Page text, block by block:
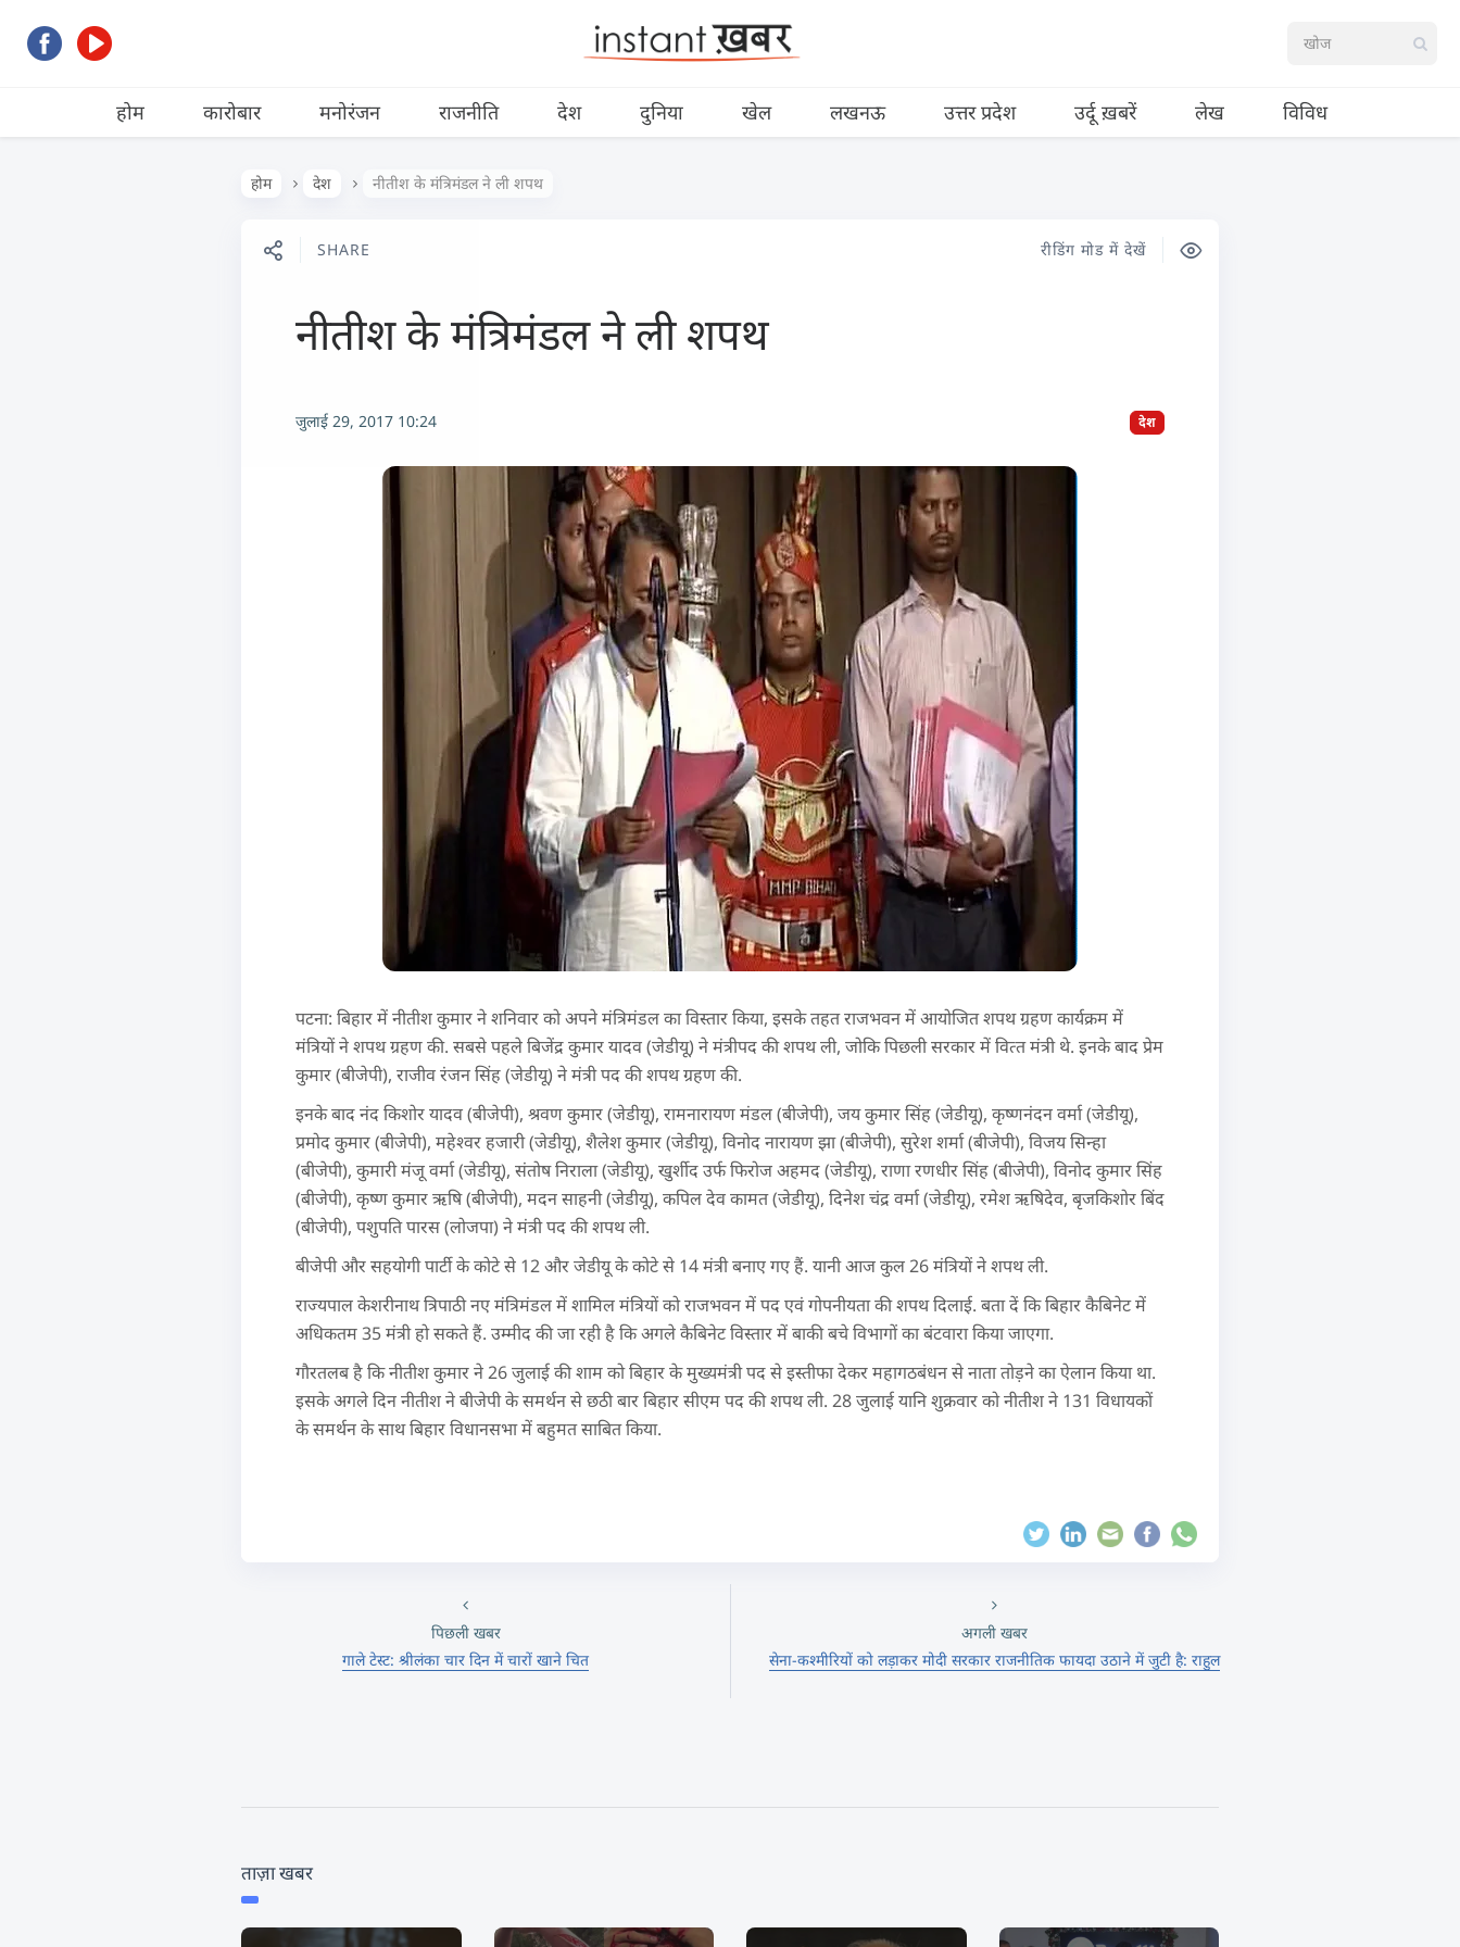
होम कारोबार मनोरंजन राजनीति देश दुनिया खेल लखनऊ उत्तर प्रदेश उर्दू ख़बरें लेख विविध
होम देश नीतीश के मंत्रिमंडल ने ली शपथ
SHARE रीडिंग मोड में देखें
नीतीश के मंत्रिमंडल ने ली शपथ
जुलाई 29, 2017 10:24 देश
पटना: बिहार में नीतीश कुमार ने शनिवार को अपने मंत्रिमंडल का विस्तार किया, इसके तहत राजभवन में आयोजित शपथ ग्रहण कार्यक्रम में
मंत्रियों ने शपथ ग्रहण की. सबसे पहले बिजेंद्र कुमार यादव (जेडीयू) ने मंत्रीपद की शपथ ली, जोकि पिछली सरकार में वित्‍त मंत्री थे. इनके बाद प्रेम
कुमार (बीजेपी), राजीव रंजन सिंह (जेडीयू) ने मंत्री पद की शपथ ग्रहण की.
इनके बाद नंद किशोर यादव (बीजेपी), श्रवण कुमार (जेडीयू), रामनारायण मंडल (बीजेपी), जय कुमार सिंह (जेडीयू), कृष्‍णनंदन वर्मा (जेडीयू),
प्रमोद कुमार (बीजेपी), महेश्‍वर हजारी (जेडीयू), शैलेश कुमार (जेडीयू), विनोद नारायण झा (बीजेपी), सुरेश शर्मा (बीजेपी), विजय सिन्हा
(बीजेपी), कुमारी मंजू वर्मा (जेडीयू), संतोष निराला (जेडीयू), खुर्शीद उर्फ फ‍िरोज अहमद (जेडीयू), राणा रणधीर सिंह (बीजेपी), विनोद कुमार सिंह
(बीजेपी), कृष्‍ण कुमार ऋषि (बीजेपी), मदन साहनी (जेडीयू), कपिल देव कामत (जेडीयू), दिनेश चंद्र वर्मा (जेडीयू), रमेश ऋषिदेव, बृजकिशोर बिंद
(बीजेपी), पशुपति पारस (लोजपा) ने मंत्री पद की शपथ ली.
बीजेपी और सहयोगी पार्टी के कोटे से 12 और जेडीयू के कोटे से 14 मंत्री बनाए गए हैं. यानी आज कुल 26 मंत्रियों ने शपथ ली.
राज्यपाल केशरीनाथ त्रिपाठी नए मंत्रिमंडल में शामिल मंत्रियों को राजभवन में पद एवं गोपनीयता की शपथ दिलाई. बता दें कि बिहार कैबिनेट में
अधिकतम 35 मंत्री हो सकते हैं. उम्मीद की जा रही है कि अगले कैबिनेट विस्तार में बाकी बचे विभागों का बंटवारा किया जाएगा.
गौरतलब है कि नीतीश कुमार ने 26 जुलाई की शाम को बिहार के मुख्यमंत्री पद से इस्तीफा देकर महागठबंधन से नाता तोड़ने का ऐलान किया था.
इसके अगले दिन नीतीश ने बीजेपी के समर्थन से छठी बार बिहार सीएम पद की शपथ ली. 28 जुलाई यानि शुक्रवार को नीतीश ने 131 विधायकों
के समर्थन के साथ बिहार विधानसभा में बहुमत साबित किया.
पिछली खबर
गाले टेस्ट: श्रीलंका चार दिन में चारों खाने चित
अगली खबर
सेना-कश्मीरियों को लड़ाकर मोदी सरकार राजनीतिक फायदा उठाने में जुटी है: राहुल
ताज़ा खबर